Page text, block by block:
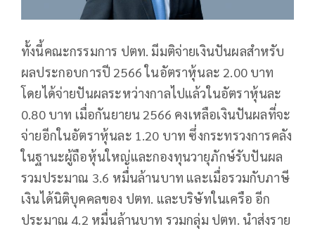
ทั้งนี้คณะกรรมการ ปตท. มีมติจ่ายเงินปันผลสำหรับ
ผลประกอบการปี 2566 ในอัตราหุ้นละ 2.00 บาท
โดยได้จ่ายปันผลระหว่างกาลไปแล้วในอัตราหุ้นละ
0.80 บาท เมื่อกันยายน 2566 คงเหลือเงินปันผลที่จะ
จ่ายอีกในอัตราหุ้นละ 1.20 บาท ซึ่งกระทรวงการคลัง
ในฐานะผู้ถือหุ้นใหญ่และกองทุนวายุภักษ์รับปันผล
รวมประมาณ 3.6 หมื่นล้านบาท และเมื่อรวมกับภาษี
เงินได้นิติบุคคลของ ปตท. และบริษัทในเครือ อีก
ประมาณ 4.2 หมื่นล้านบาท รวมกลุ่ม ปตท. นำส่งราย